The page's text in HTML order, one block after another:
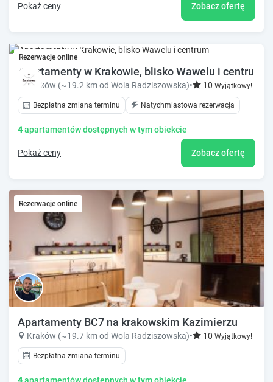
Pokaż ceny Zobacz ofertę
Rezerwacje online
Apartamenty w Krakowie, blisko Wawelu i centrum
Kraków (~19.2 km od Wola Radziszowska)• 10 Wyjątkowy!
Bezpłatna zmiana terminu Natychmiastowa rezerwacja
4apartamentów dostępnych w tym obiekcie
Pokaż ceny Zobacz ofertę
Rezerwacje online
Apartamenty BC7 na krakowskim Kazimierzu
Kraków (~19.7 km od Wola Radziszowska)• 10 Wyjątkowy!
Bezpłatna zmiana terminu